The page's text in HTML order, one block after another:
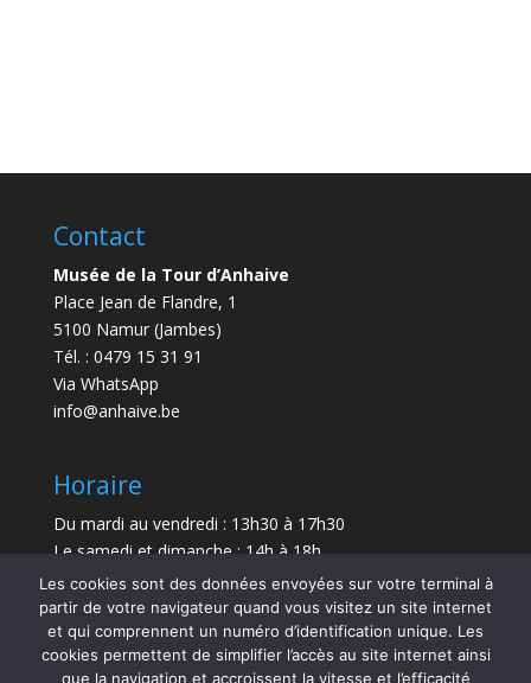
Contact
Musée de la Tour d’Anhaive
Place Jean de Flandre, 1
5100 Namur (Jambes)
Tél. : 0479 15 31 91
Via WhatsApp
info@anhaive.be
Horaire
Du mardi au vendredi : 13h30 à 17h30
Le samedi et dimanche : 14h à 18h
Durée de la visite : entre 30 minutes et 1 h
Le Musée sera exceptionnellement fermé le 21 juillet
et le 15 août 2026.
Les cookies sont des données envoyées sur votre terminal à
partir de votre navigateur quand vous visitez un site internet
et qui comprennent un numéro d’identification unique. Les
cookies permettent de simplifier l’accès au site internet ainsi
que la navigation et accroissent la vitesse et l’efficacité